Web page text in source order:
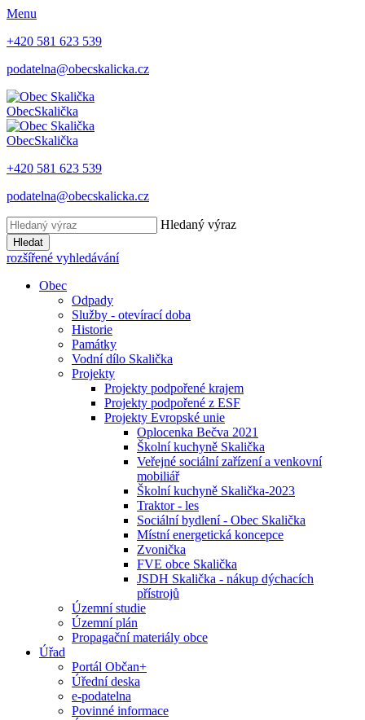
Menu
+420 581 623 539
podatelna@obecskalicka.cz
ObecSkalička
ObecSkalička
+420 581 623 539
podatelna@obecskalicka.cz
Hledaný výraz
Hledat
rozšířené vyhledávání
Obec
Odpady
Služby - otevírací doba
Historie
Památky
Vodní dílo Skalička
Projekty
Projekty podpořené krajem
Projekty podpořené z ESF
Projekty Evropské unie
Oplocenka Bečva 2021
Školní kuchyně Skalička
Veřejné sociální zařízení a venkovní
mobiliář
Školní kuchyně Skalička-2023
Traktor - les
Sociální bydlení - Obec Skalička
Místní energetická koncepce
Zvonička
FVE obce Skalička
JSDH Skalička - nákup dýchacích
přístrojů
Územní studie
Územní plán
Propagační materiály obce
Úřad
Portál Občan+
Úřední deska
e-podatelna
Povinné informace